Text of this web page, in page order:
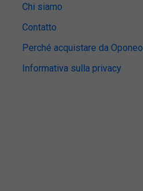
Chi siamo
Contatto
Perché acquistare da Oponeo
Informativa sulla privacy